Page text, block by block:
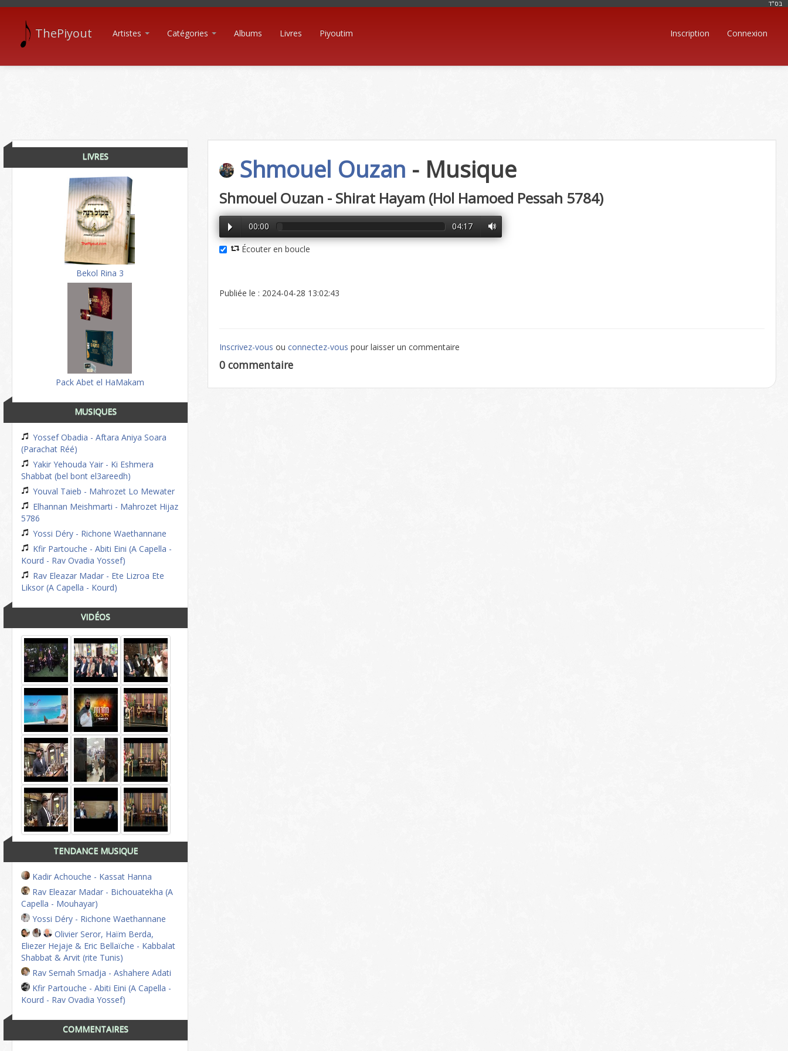
בּס"ד
ThePiyout Artistes Catégories Albums Livres Piyoutim Inscription Connexion
LIVRES
Bekol Rina 3
Pack Abet el HaMakam
MUSIQUES
Yossef Obadia - Aftara Aniya Soara
(Parachat Réé)
Yakir Yehouda Yair - Ki Eshmera
Shabbat (bel bont el3areedh)
Youval Taieb - Mahrozet Lo Mewater
Elhannan Meishmarti - Mahrozet Hijaz
5786
Yossi Déry - Richone Waethannane
Kfir Partouche - Abiti Eini (A Capella -
Kourd - Rav Ovadia Yossef)
Rav Eleazar Madar - Ete Lizroa Ete
Liksor (A Capella - Kourd)
VIDÉOS
TENDANCE MUSIQUE
Kadir Achouche - Kassat Hanna
Rav Eleazar Madar - Bichouatekha (A
Capella - Mouhayar)
Yossi Déry - Richone Waethannane
Olivier Seror, Haïm Berda,
Eliezer Hejaje & Eric Bellaïche - Kabbalat
Shabbat & Arvit (rite Tunis)
Rav Semah Smadja - Ashahere Adati
Kfir Partouche - Abiti Eini (A Capella -
Kourd - Rav Ovadia Yossef)
COMMENTAIRES
Shmouel Ouzan - Musique
Shmouel Ouzan - Shirat Hayam (Hol Hamoed Pessah 5784)
00:00 04:17
Écouter en boucle
Publiée le : 2024-04-28 13:02:43
Inscrivez-vous ouconnectez-vous pour laisser un commentaire
0 commentaire